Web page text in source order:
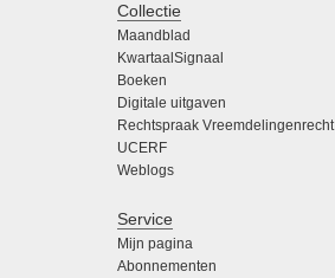
Collectie
Maandblad
KwartaalSignaal
Boeken
Digitale uitgaven
Rechtspraak Vreemdelingenrecht
UCERF
Weblogs
Service
Mijn pagina
Abonnementen